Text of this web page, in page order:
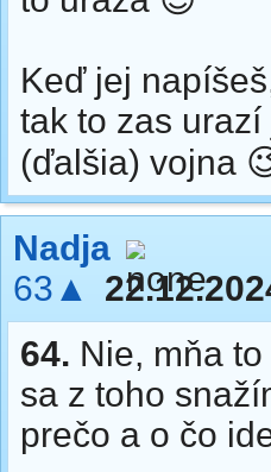
Keď jej
tak to zas
(ďalšia) vojna
Nadja
63▲
64. Nie, mňa
sa z toho
prečo a o čo